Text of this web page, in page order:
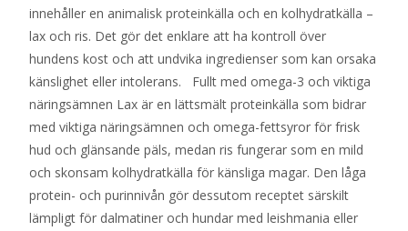
innehåller en animalisk proteinkälla och en kolhydratkälla –
lax och ris. Det gör det enklare att ha kontroll över
hundens kost och att undvika ingredienser som kan orsaka
känslighet eller intolerans. Fullt med omega-3 och viktiga
näringsämnen Lax är en lättsmält proteinkälla som bidrar
med viktiga näringsämnen och omega-fettsyror för frisk
hud och glänsande päls, medan ris fungerar som en mild
och skonsam kolhydratkälla för känsliga magar. Den låga
protein- och purinnivån gör dessutom receptet särskilt
lämpligt för dalmatiner och hundar med leishmania eller